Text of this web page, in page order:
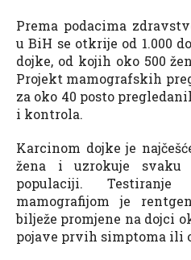
Prema podacima
u BiH se otkrije od 1.000
dojke, od kojih oko 500
Projekt mamografskih
za oko 40 posto
i kontrola.
Karcinom dojke je
žena i uzrokuje
populaciji.
mamografijom je
bilježe promjene na dojci
pojave prvih simptoma ili